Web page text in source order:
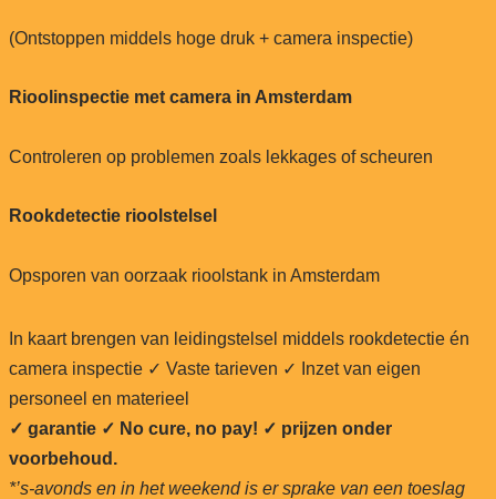
(Ontstoppen middels hoge druk + camera inspectie)
Rioolinspectie met camera in Amsterdam
Controleren op problemen zoals lekkages of scheuren
Rookdetectie rioolstelsel
Opsporen van oorzaak rioolstank in Amsterdam
In kaart brengen van leidingstelsel middels rookdetectie én
camera inspectie ✓ Vaste tarieven ✓ Inzet van eigen
personeel en materieel
✓ garantie ✓ No cure, no pay! ✓ prijzen onder
voorbehoud.
*’s-avonds en in het weekend is er sprake van een toeslag